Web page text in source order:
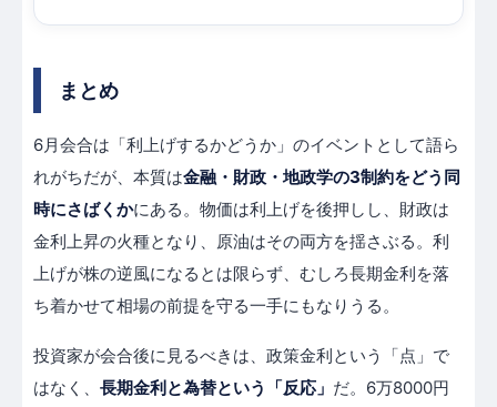
まとめ
6月会合は「利上げするかどうか」のイベントとして語ら
れがちだが、本質は金融・財政・地政学の3制約をどう同
時にさばくかにある。物価は利上げを後押しし、財政は
金利上昇の火種となり、原油はその両方を揺さぶる。利
上げが株の逆風になるとは限らず、むしろ長期金利を落
ち着かせて相場の前提を守る一手にもなりうる。
投資家が会合後に見るべきは、政策金利という「点」で
はなく、 長期金利と為替という「反応」 だ。6万8000円